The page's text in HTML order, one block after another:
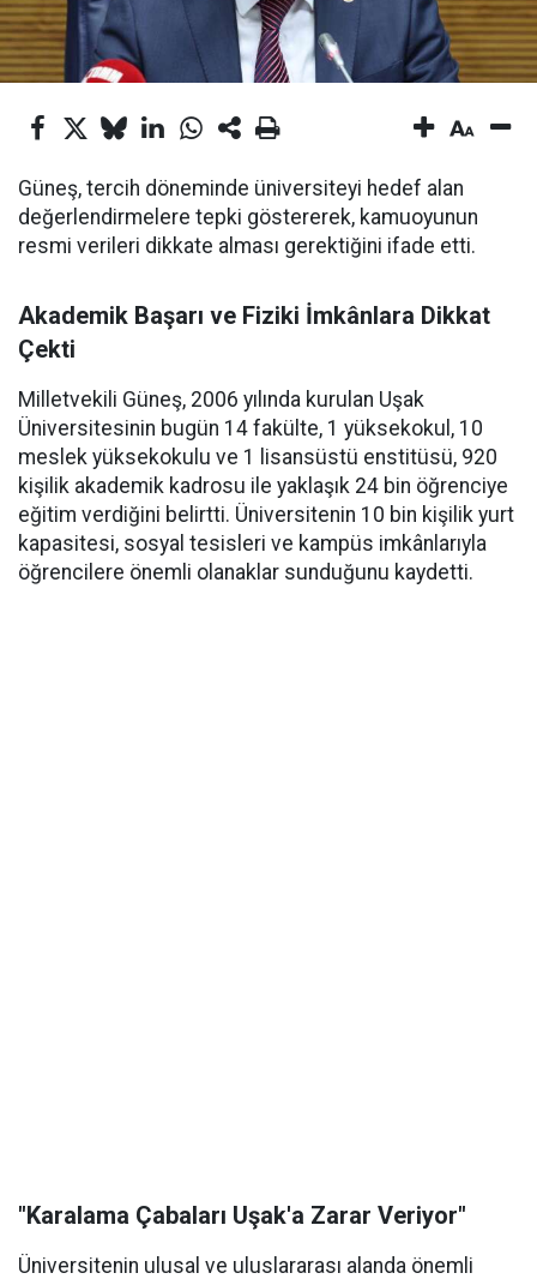
Güneş, tercih döneminde üniversiteyi hedef alan
değerlendirmelere tepki göstererek, kamuoyunun
resmi verileri dikkate alması gerektiğini ifade etti.
Akademik Başarı ve Fiziki İmkânlara Dikkat
Çekti
Milletvekili Güneş, 2006 yılında kurulan Uşak
Üniversitesinin bugün 14 fakülte, 1 yüksekokul, 10
meslek yüksekokulu ve 1 lisansüstü enstitüsü, 920
kişilik akademik kadrosu ile yaklaşık 24 bin öğrenciye
eğitim verdiğini belirtti. Üniversitenin 10 bin kişilik yurt
kapasitesi, sosyal tesisleri ve kampüs imkânlarıyla
öğrencilere önemli olanaklar sunduğunu kaydetti.
"Karalama Çabaları Uşak'a Zarar Veriyor"
Üniversitenin ulusal ve uluslararası alanda önemli